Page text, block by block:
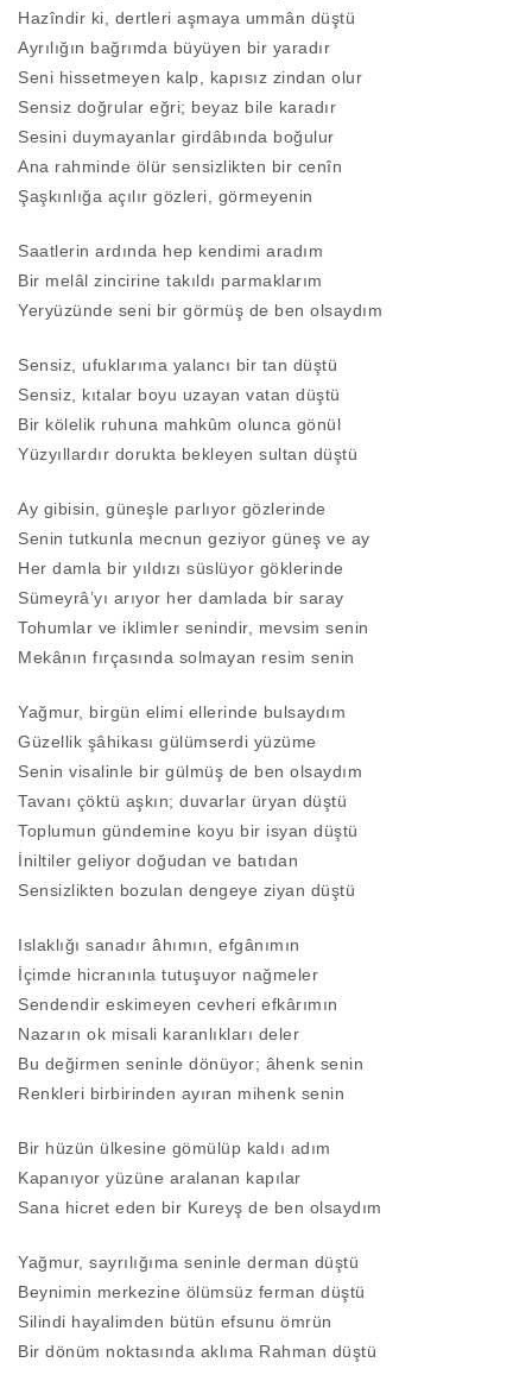
Hazîndir ki, dertleri aşmaya ummân düştü
Ayrılığın bağrımda büyüyen bir yaradır
Seni hissetmeyen kalp, kapısız zindan olur
Sensiz doğrular eğri; beyaz bile karadır
Sesini duymayanlar girdâbında boğulur
Ana rahminde ölür sensizlikten bir cenîn
Şaşkınlığa açılır gözleri, görmeyenin
Saatlerin ardında hep kendimi aradım
Bir melâl zincirine takıldı parmaklarım
Yeryüzünde seni bir görmüş de ben olsaydım
Sensiz, ufuklarıma yalancı bir tan düştü
Sensiz, kıtalar boyu uzayan vatan düştü
Bir kölelik ruhuna mahkûm olunca gönül
Yüzyıllardır dorukta bekleyen sultan düştü
Ay gibisin, güneşle parlıyor gözlerinde
Senin tutkunla mecnun geziyor güneş ve ay
Her damla bir yıldızı süslüyor göklerinde
Sümeyrâ’yı arıyor her damlada bir saray
Tohumlar ve iklimler senindir, mevsim senin
Mekânın fırçasında solmayan resim senin
Yağmur, birgün elimi ellerinde bulsaydım
Güzellik şâhikası gülümserdi yüzüme
Senin visalinle bir gülmüş de ben olsaydım
Tavanı çöktü aşkın; duvarlar üryan düştü
Toplumun gündemine koyu bir isyan düştü
İniltiler geliyor doğudan ve batıdan
Sensizlikten bozulan dengeye ziyan düştü
Islaklığı sanadır âhımın, efgânımın
İçimde hicranınla tutuşuyor nağmeler
Sendendir eskimeyen cevheri efkârımın
Nazarın ok misali karanlıkları deler
Bu değirmen seninle dönüyor; âhenk senin
Renkleri birbirinden ayıran mihenk senin
Bir hüzün ülkesine gömülüp kaldı adım
Kapanıyor yüzüne aralanan kapılar
Sana hicret eden bir Kureyş de ben olsaydım
Yağmur, sayrılığıma seninle derman düştü
Beynimin merkezine ölümsüz ferman düştü
Silindi hayalimden bütün efsunu ömrün
Bir dönüm noktasında aklıma Rahman düştü